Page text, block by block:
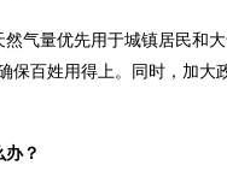
气量优先用于城镇居民和
保百姓用得上。同时，加
？